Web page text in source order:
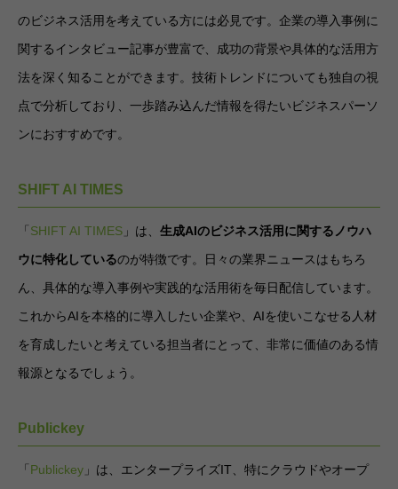
のビジネス活用を考えている方には必見です。企業の導入事例に
関するインタビュー記事が豊富で、成功の背景や具体的な活用方
法を深く知ることができます。技術トレンドについても独自の視
点で分析しており、一歩踏み込んだ情報を得たいビジネスパーソ
ンにおすすめです。
SHIFT AI TIMES
「 SHIFT AI TIMES 」は、 生成AIのビジネス活用に関するノウハ
ウに特化しているのが特徴です。日々の業界ニュースはもちろ
ん、具体的な導入事例や実践的な活用術を毎日配信しています。
これからAIを本格的に導入したい企業や、AIを使いこなせる人材
を育成したいと考えている担当者にとって、非常に価値のある情
報源となるでしょう。
Publickey
「 Publickey 」は、エンタープライズIT、特にクラウドやオープ